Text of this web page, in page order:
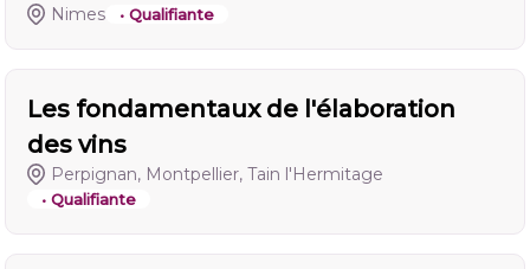
Nimes • Qualifiante
Les fondamentaux de l'élaboration
des vins
Perpignan, Montpellier, Tain l'Hermitage
• Qualifiante